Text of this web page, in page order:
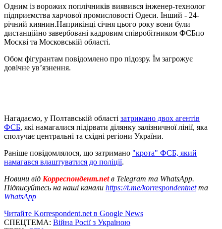
Одним із ворожих поплічників виявився інженер-технолог
підприємства харчової промисловості Одеси. Інший - 24-
річний киянин.Наприкінці січня цього року вони були
дистанційно завербовані кадровим співробітником ФСБпо
Москві та Московській області.
Обом фігурантам повідомлено про підозру. Їм загрожує
довічне ув’язнення.
Нагадаємо, у Полтавській області затримано двох агентів
ФСБ, які намагалися підірвати ділянку залізничної лінії, яка
сполучає центральні та східні регіони України.
Раніше повідомлялося, що затримано "крота" ФСБ, який
намагався влаштуватися до поліції.
Новини від Корреспондент.netв Telegram та WhatsApp.
Підписуйтесь на наші канали https://t.me/korrespondentnetта
WhatsApp
Читайте Korrespondent.net в Google News
СПЕЦТЕМА: Війна Росії з Україною